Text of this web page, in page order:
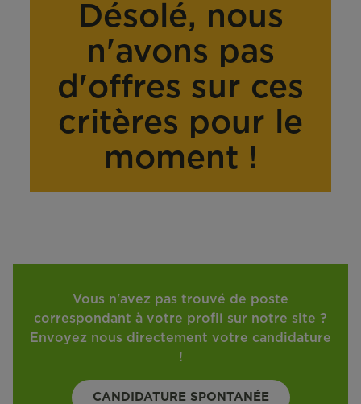
Désolé, nous
n'avons pas
d'offres sur ces
critères pour le
moment !
Vous n'avez pas trouvé de poste
correspondant à votre profil sur notre site ?
Envoyez nous directement votre candidature
!
CANDIDATURE SPONTANÉE